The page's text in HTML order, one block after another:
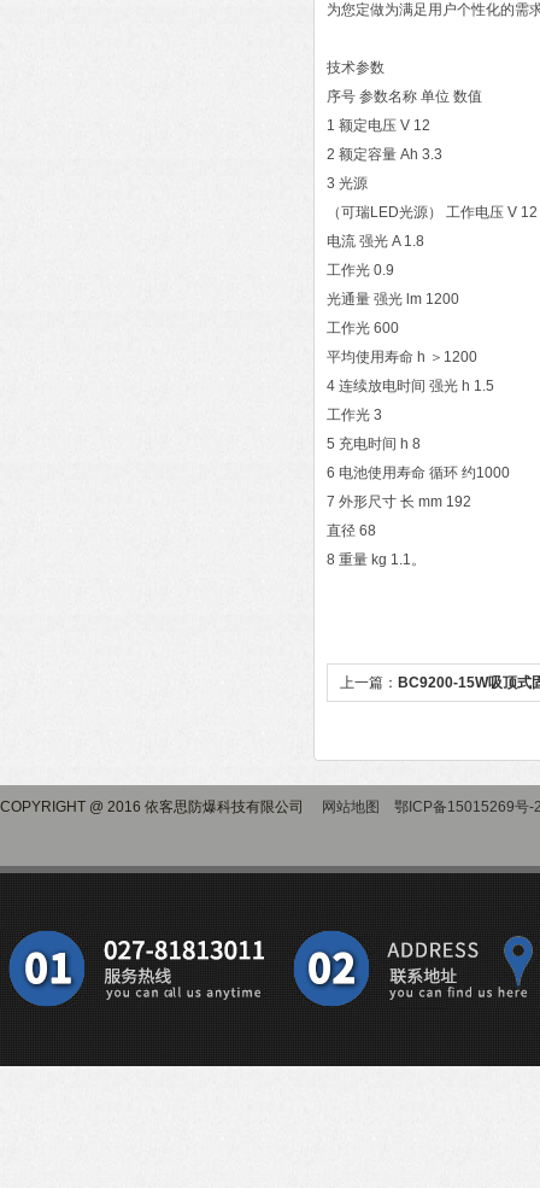
为您定做为满足用户个性化的需
技术参数
序号 参数名称 单位 数值
1 额定电压 V 12
2 额定容量 Ah 3.3
3 光源
（可瑞LED光源） 工作电压 V 12
电流 强光 A 1.8
工作光 0.9
光通量 强光 lm 1200
工作光 600
平均使用寿命 h ＞1200
4 连续放电时间 强光 h 1.5
工作光 3
5 充电时间 h 8
6 电池使用寿命 循环 约1000
7 外形尺寸 长 mm 192
直径 68
8 重量 kg 1.1。
上一篇： BC9200-15W吸顶式
COPYRIGHT @ 2016 依客思防爆科技有限公司 网站地图 鄂ICP备15015269号-